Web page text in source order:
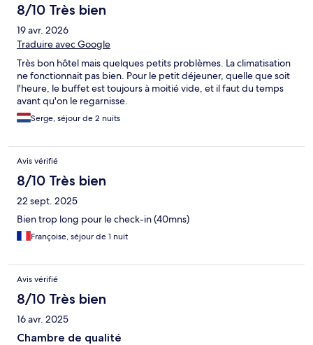
8/10 Très bien
19 avr. 2026
Traduire avec Google
Très bon hôtel mais quelques petits problèmes. La climatisation
ne fonctionnait pas bien. Pour le petit déjeuner, quelle que soit
l'heure, le buffet est toujours à moitié vide, et il faut du temps
avant qu'on le regarnisse.
Serge, séjour de 2 nuits
Avis vérifié
8/10 Très bien
22 sept. 2025
Bien trop long pour le check-in (40mns)
Françoise, séjour de 1 nuit
Avis vérifié
8/10 Très bien
16 avr. 2025
Chambre de qualité